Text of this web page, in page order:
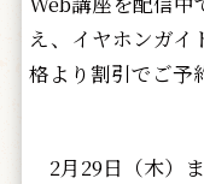
え、イヤホンガイ
格より割引でご予
2月29日（木）